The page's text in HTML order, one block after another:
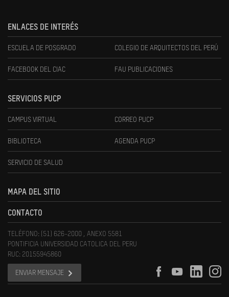
ENLACES DE INTERÉS
ESCUELA DE POSGRADO COLEGIO DE ARQUITECTOS DEL PERÚ
FACEBOOK DEL CIAC FAU PUBLICACIONES
SERVICIOS PUCP
CAMPUS VIRTUAL CORREO PUCP
BIBLIOTECA AGENDA PUCP
SERVICIO DE SALUD
MAPA DEL SITIO
CONTACTO
TELÉFONO: (51) 626-2000 , ANEXO 5581
PONTIFICIA UNIVERSIDAD CATOLICA DEL PERU
RUC: 20155945860
ENVIAR MENSAJE